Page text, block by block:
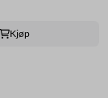
Kjøp